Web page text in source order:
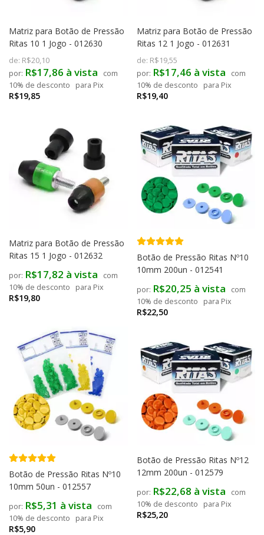
Matriz para Botão de Pressão
Ritas 10 1 Jogo - 012630
de: R$20,10
R$19,85
R$17,86 à vista
com
10% de desconto
para Pix
Matriz para Botão de Pressão
Ritas 12 1 Jogo - 012631
de: R$19,55
R$19,40
R$17,46 à vista
com
10% de desconto
para Pix
Matriz para Botão de Pressão
Ritas 15 1 Jogo - 012632
R$19,80
R$17,82 à vista
com
10% de desconto
para Pix
Botão de Pressão Ritas Nº10
10mm 200un - 012541
R$22,50
R$20,25 à vista
com
10% de desconto
para Pix
Botão de Pressão Ritas Nº10
10mm 50un - 012557
R$5,90
R$5,31 à vista
com
10% de desconto
para Pix
Botão de Pressão Ritas Nº12
12mm 200un - 012579
R$25,20
R$22,68 à vista
com
10% de desconto
para Pix